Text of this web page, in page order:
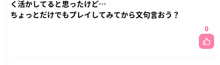
く活かしてると思ったけど…
ちょっとだけでもプレイしてみてから文句言おう？
0